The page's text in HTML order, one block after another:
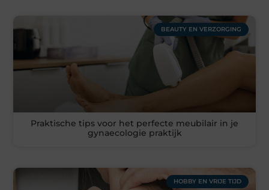
BEAUTY EN VERZORGING
Praktische tips voor het perfecte meubilair in je
gynaecologie praktijk
HOBBY EN VRIJE TIJD